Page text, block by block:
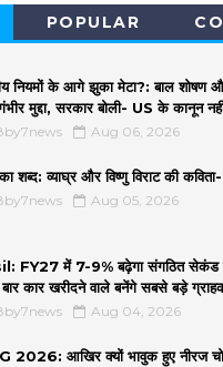
POPULAR
नियमों के आगे झुका मेटा?: बाल शोषण
मुद्दा, सरकार बोली- US के कानून
Aug 06, 2026
शब्द: व्याघ्र और विष्णु विराट की कविता-
Aug 05, 2026
FY27 में 7-9% बढ़ेगा संगठित सेकंड
बार कार खरीदने वाले बनेंगे सबसे बड़े
Aug 04, 2026
2026: आखिर क्यों भावुक हुए नीरज